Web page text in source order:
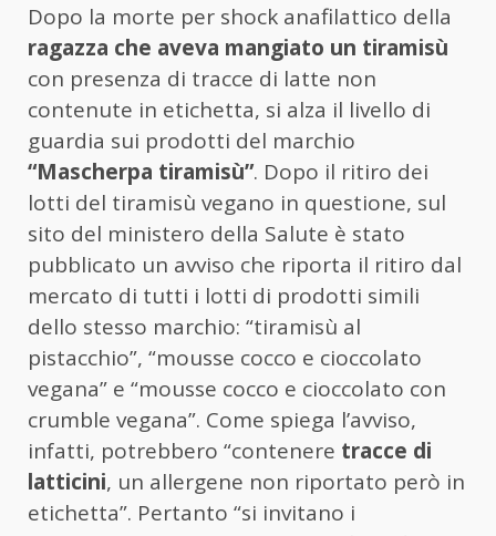
Dopo la morte per shock anafilattico della
ragazza che aveva mangiato un tiramisù
con presenza di tracce di latte non
contenute in etichetta, si alza il livello di
guardia sui prodotti del marchio
“Mascherpa tiramisù”. Dopo il ritiro dei
lotti del tiramisù vegano in questione, sul
sito del ministero della Salute è stato
pubblicato un avviso che riporta il ritiro dal
mercato di tutti i lotti di prodotti simili
dello stesso marchio: “tiramisù al
pistacchio”, “mousse cocco e cioccolato
vegana” e “mousse cocco e cioccolato con
crumble vegana”. Come spiega l’avviso,
infatti, potrebbero “contenere tracce di
latticini, un allergene non riportato però in
etichetta”. Pertanto “si invitano i